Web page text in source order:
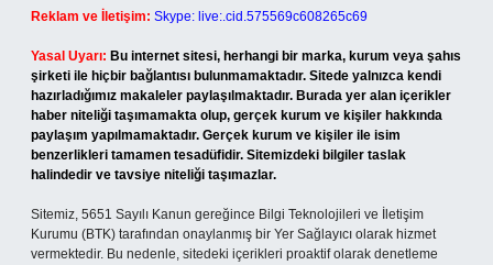
Reklam ve İletişim: Skype: live:.cid.575569c608265c69
Yasal Uyarı: Bu internet sitesi, herhangi bir marka, kurum veya şahıs
şirketi ile hiçbir bağlantısı bulunmamaktadır. Sitede yalnızca kendi
hazırladığımız makaleler paylaşılmaktadır. Burada yer alan içerikler
haber niteliği taşımamakta olup, gerçek kurum ve kişiler hakkında
paylaşım yapılmamaktadır. Gerçek kurum ve kişiler ile isim
benzerlikleri tamamen tesadüfidir. Sitemizdeki bilgiler taslak
halindedir ve tavsiye niteliği taşımazlar.
Sitemiz, 5651 Sayılı Kanun gereğince Bilgi Teknolojileri ve İletişim
Kurumu (BTK) tarafından onaylanmış bir Yer Sağlayıcı olarak hizmet
vermektedir. Bu nedenle, sitedeki içerikleri proaktif olarak denetleme